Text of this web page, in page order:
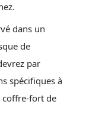
dans un
de
par
spécifiques à
coffre-fort de